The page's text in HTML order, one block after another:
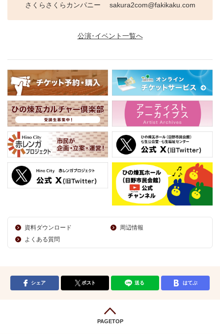
さくらさくらカンパニー sakura2com@fakikaku.com
公演･イベント一覧へ
資料ダウンロード
周辺情報
よくある質問
シェア ポスト 送る はてぶ
PAGETOP